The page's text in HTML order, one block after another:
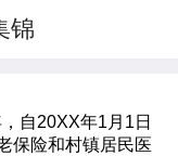
锦
自20XX年1月1日
保险和村镇居民医